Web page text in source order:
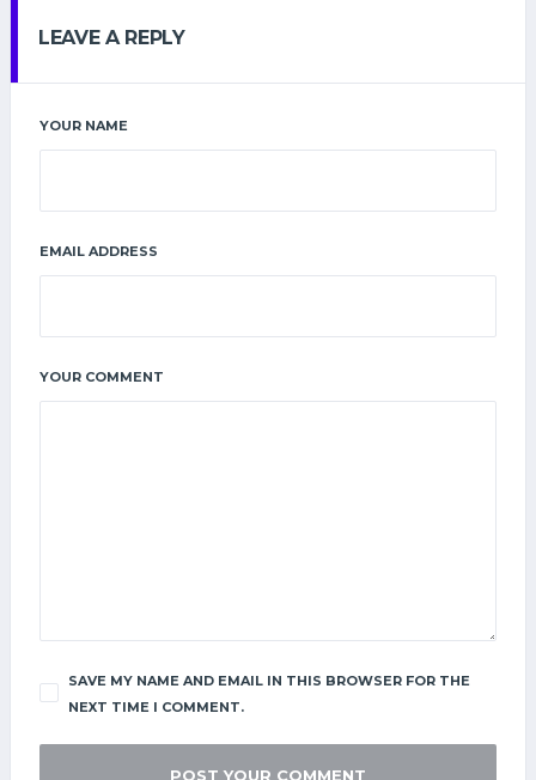
LEAVE A REPLY
YOUR NAME
EMAIL ADDRESS
YOUR COMMENT
SAVE MY NAME AND EMAIL IN THIS BROWSER FOR THE
NEXT TIME I COMMENT.